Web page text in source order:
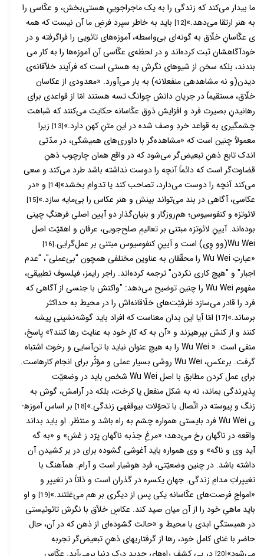
ما بیدار می­‌کند که زندگی را به یک ماجراجوییِ هستی­‌بخش، و عکّاسی را
به هنر ارتقا می­‌دهد.»[12]
باید به خاطر سپرد فرضِ ما آن نیست که همه­‌
ی عکّاسانِ خلّاق به گونه­‌ای بی‌­واسطه، آموزه­‌های تائویی را فراگرفته­ و در
خودآگاه­شان ثبت کرده‌­اند و در لحظه­‌ی عکّاسی آن آموزه­‌ها را به کار می­‌
بندند، بلکه سخن از شیوه­ای نگرش به هستی است که فرآیندِ خلاّقانه­‌ی
دیدن(و نه مشاهده­ی منفعلانه) به بار می‌­آورد. «معدودی از عکاسان
خلّاق، مستقیماً در جریان دانش چوانگ تسه هستند امّا از قواعدی برای
رهانیدنِ بصیرت فرد و افزایش ذوق عکّاسانه حکایت می­‌کنند که شباهت
چشم­گیری به قواعد خردِ وصف شده در این متنِ کهن دارد.»[13]
زیرا
معمولاً چنین است که «مشاهده­‌گر با داوری­‌های همیشگی، در مدّتی
اندک تابع ذهنِ تبعیض‌­گر می‌­شود که در واقع همان چارچوب ذهنِ
قضاوت­‌گر است که دائماً آن­چه را دوست نداشته باشد طرد می­‌کند و سعی
می­‌کند آن­چه را دوست می­‌دارد، تصاحب کند یا تدوام بخشد»[14]
و «در
عکاسی، آگاهی در بند می­‌تواند بینش و هنر عکاس را بی­‌مایه سازد.»[15]
لائوتزه و کنفوسیوس؛ هم­‌روزگار و بنیان­‌گذار دو آیین اصلیِ فرهنگِ چینی
بوده­‌اند. آیینِ لائوتزه مبتنی بر تعالیمِ صلح­‌جویی، عرفان و اهمّیّت اصل
Wu Wei(وو وِی) است و آیینِ کنفوسیوس مبتنی بر عمل­‌گرایی.
[16]
«عبارتِ Wu Wei را محقّقان به عناوین مختلفی همچون "بی‌عملی"، "عدم
اجبار" و "هیچ کاری نکردن" ترجمه کرده‌­اند. راجر رایمز، فیلسوف تطبیقی،
مفهوم Wu Wei را چنین توضیح می‌­دهد: "واکنش با جنسی از آگاهی که
فرد را قادر می­‌سازد ظرفیّت­‌های خلّاقانه‌­اش را در محیط به حداکثر
برساند.»[17]
امّا آیا این بدان معناست که افراد باید گوشه­‌نشینی پیشه
کنند و از کنش بپرهیزند و «آن به که کارِ خود به عنایت رها کنند؟» پاسخ،
منفی است. « Wu Wei را به هیچ عنوان نباید با تن‌­آسایی و رخوت اشتباه
گرفت. برعکس، Wu Wei روشی بسیار عملی و مؤثّر برای انجام کارهاست.
برای عمل کردن مطابق با اصل Wu Wei شخص باید در وضعیّت
پذیرندگی بماند، نه به شکل منفعل یا کرخت، بلکه در آرامش، گوش به
زنگ و پیوسته در اتّصال با تحوّلات بی­وقفه­ی زندگی.»[18]
بر اساس آموزه­
ی Wu Wei فرد بایستی همواره چشم به راه باشد و منتظر. او باید بداند
واقعه در ناگهان رخ می‌دهد؛ «مرغِ جذبه ناگهان پرّد ز عُش» و «به گه
آید وی و ناگه» و وی همواره باید آغوشی گشوده برای در بر کشیدنِ آن
داشته باشد. در چنین وضعیّتی، فرد هوشیار است و آرام. هم­آهنگ با
تغییراتِ مدامِ زندگی. جهان یکسره در گذران است و ذاتاً در تغییر و
«امواجِ فرصت‌­های عکّاسانه یکی پس از دیگری بر هم می‌­غلتند.»[19]
و او
باید ماهیِ خود را از آن میان صید کند. عکاسِ خلاّق با نگرش تائوئیستی
در همبستگیِ ابدی با محیط و «حالت گشود‌‌ه‌­ای از ذهن که در آن، حال
حاضر با غنای کامل خود، رها از گرفتار‌ی­های ذهنِ تبعیض‌­گر تجربه